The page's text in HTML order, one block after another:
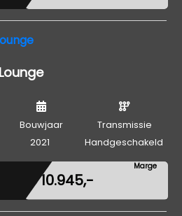
Bouwjaar
2021
Transmissie
Handgeschakeld
€ 10.945,-
Marge